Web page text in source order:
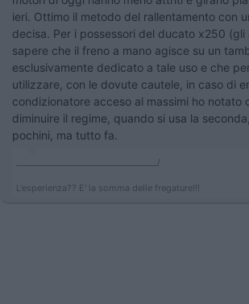
ieri. Ottimo il metodo del rallentamento con
decisa. Per i possessori del ducato x250 (gli
sapere che il freno a mano agisce su un
esclusivamente dedicato a tale uso e che
utilizzare, con le dovute cautele, in caso di
condizionatore acceso al massimi ho notato
diminuire il regime, quando si usa la
pochini, ma tutto fa.
___________________________________/
L'esperienza?? E' la somma delle fregature!!!